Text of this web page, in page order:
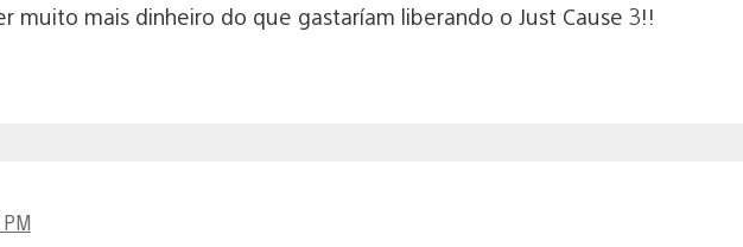
muito mais dinheiro do que gastaríam liberando o Just Cause 3!!